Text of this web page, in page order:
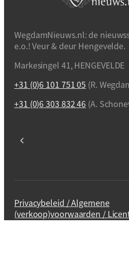
WegdamNieuws.nl: de
e.o.! Veur & deur Hengevelde.
Markesingel 41, HENGEVELDE
+31 (0)6 101 751 05 (R.
+31 (0)6 303 832 46 (A.
Privacybeleid / Algemene
(verkoop)voorwaarden /